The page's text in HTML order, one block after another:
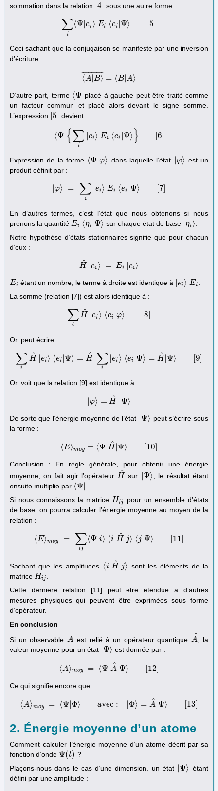
sommation dans la relation [4]
4] sous une autre forme :
∑
i
⟨Ψ |ei ⟩ Ei ⟨ei Ψ⟩ 5
∑ ⟨Ψ| ei⟩ Ei ⟨e |Ψ⟩
Ceci sachant que la conjugaison se manifeste par une inversion
d’écriture :
⟨A|B⟩
¯ ¯
¯¯¯¯¯¯¯¯¯¯¯ = ⟨B|A⟩
⟨ A|B⟩ ¯= B|A ⟩
D’autre part, terme ⟨Ψ
⟨Ψ
placé à gauche peut être traité comme
un facteur commun et placé alors devant le signe somme.
L’expression [5]
5] devient :
⟨Ψ| {∑
i
|ei⟩ Ei ⟨ei |Ψ⟩ } [6]
⟨Ψ ∑i|ei⟩ E i ⟨e Ψ⟩} [6
Expression de la forme ⟨Ψ|φ⟩
⟨Ψ| φ⟩ dans laquelle l’état |φ⟩
φ⟩
est un
produit définit par :
φ⟩ = ∑
i
ei⟩ Ei ⟨ei Ψ⟩ 7]
⟩ ∑i|ei ⟩ Ei ⟨ei| Ψ⟩[7
En d’autres termes, c’est l’état que nous obtenons si nous
prenons la quantité Ei ⟨ηi |Ψ⟩
Ei ⟨ ηi|Ψ ⟩ sur chaque état de base |ηi ⟩
ηi⟩
Notre hypothèse d’états stationnaires signifie que pour chacun
d’eux :
H
^ |ei ⟩ = Ei |ei⟩
H^ | e ⟩ = Ei |e i⟩
Ei
Ei étant un nombre, le terme à droite est identique à |ei⟩ Ei
ei⟩ Ei
.
La somme (relation [7]) est alors identique à :
∑
i
H
^ |ei ⟩ ⟨ei φ⟩ [8
∑ H^ |e i⟩ ⟨ei|φ
On peut écrire :
∑
i
H
^ |ei⟩ ⟨ei |Ψ⟩ = H
^ ∑
i
|ei ⟩ ⟨ei |Ψ⟩ = H
^|Ψ⟩ [9]
∑ H^ ei⟩ ei| Ψ⟩= H^ i|e ⟩ ⟨ei| Ψ⟩= H^| Ψ⟩ 9]
On voit que la relation [9] est identique à :
φ⟩ = H
^ Ψ⟩
|φ =H^ Ψ⟩
De sorte que l’énergie moyenne de l’état Ψ⟩
Ψ⟩
peut s’écrire sous
la forme :
⟨E⟩moy = ⟨Ψ|H
^|Ψ⟩ [10]
⟨E⟩ mo y=⟨Ψ|H ^|Ψ
Conclusion : En règle générale, pour obtenir une énergie
moyenne, on fait agir l’opérateur H
^
H^ sur |Ψ⟩
Ψ⟩
, le résultat étant
ensuite multiplie par ⟨Ψ|
⟨Ψ|
Si nous connaissons la matrice Hij
Hij
pour un ensemble d’états
de base, on pourra calculer l’énergie moyenne au moyen de la
relation :
⟨E⟩moy = ∑
ij
⟨Ψ|i⟩ ⟨i|H
^|j⟩ ⟨j|Ψ⟩ [11]
⟨ E⟩m y ∑ij⟨ Ψ| ⟩ ⟨ |H |j⟩ ⟨j|Ψ⟩[11
Sachant que les amplitudes ⟨i|H
^|j⟩
⟨i|H^| ⟩
sont les éléments de la
matrice Hij
Hij
Cette dernière relation [11] peut être étendue à d’autres
mesures physiques qui peuvent être exprimées sous forme
d’opérateur.
En conclusion
Si un observable A
A est relié à un opérateur quantique A
^
A^ , la
valeur moyenne pour un état
Ψ⟩
Ψ⟩ est donnée par :
⟨A⟩moy = ⟨Ψ|A
^|Ψ⟩ [12]
⟨A⟩ moy = ⟨Ψ|A ^|Ψ
Ce qui signifie encore que :
⟨A⟩moy = ⟨Ψ| Φ⟩ avec : Φ⟩ = A
^| Ψ⟩ 13
⟨ A⟩moy = Φ⟩avec : ⟩=A ^|Ψ⟩[13]
2. Énergie moyenne d’un atome
Comment calculer l’énergie moyenne d’un atome décrit par sa
fonction d’onde Ψ(t)
Ψ(t)
?
Plaçons-nous dans le cas d’une dimension, un état
Ψ⟩
Ψ⟩
étant
défini par une amplitude :